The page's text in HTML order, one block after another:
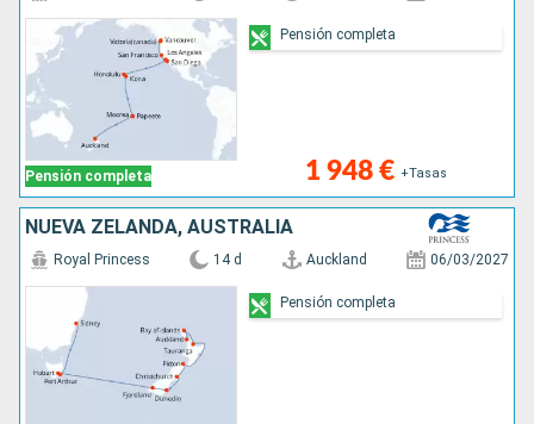
Pensión completa 1 948 € +Tasas
Pensión completa
NUEVA ZELANDA, AUSTRALIA
Royal Princess 14 d Auckland 06/03/2027
Pensión completa